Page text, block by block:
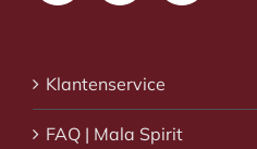
Klantenservice
FAQ | Mala Spirit